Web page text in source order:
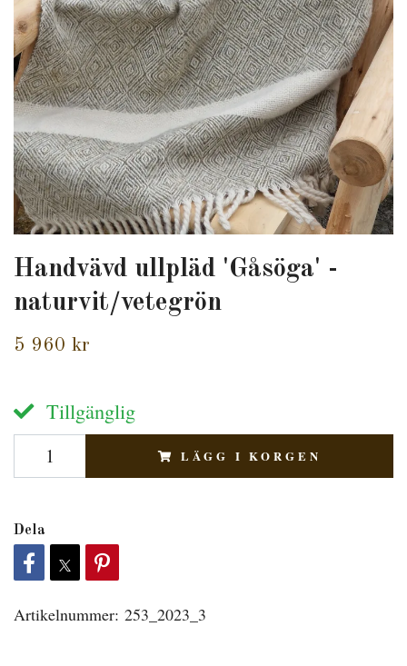
Handvävd ullpläd 'Gåsöga' -
naturvit/vetegrön
5 960 kr
Tillgänglig
LÄGG I KORGEN
Dela
Artikelnummer: 253_2023_3